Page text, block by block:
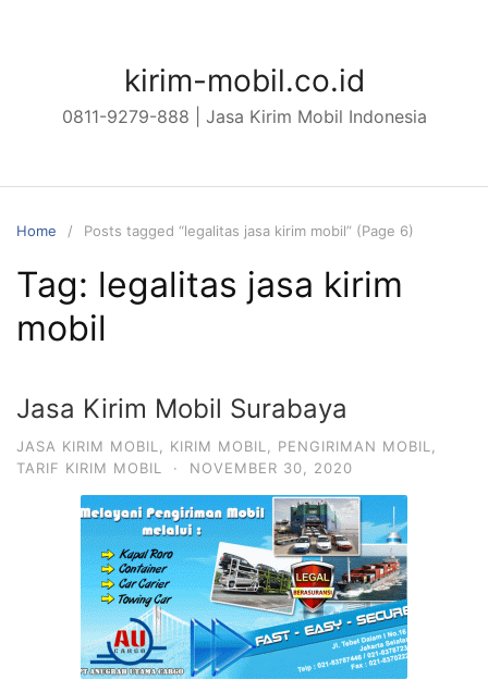
kirim-mobil.co.id
0811-9279-888 | Jasa Kirim Mobil Indonesia
Home Posts tagged “legalitas jasa kirim mobil” (Page 6)
Tag: legalitas jasa kirim
mobil
Jasa Kirim Mobil Surabaya
JASA KIRIM MOBIL KIRIM MOBIL PENGIRIMAN MOBIL
TARIF KIRIM MOBIL
· NOVEMBER 30, 2020